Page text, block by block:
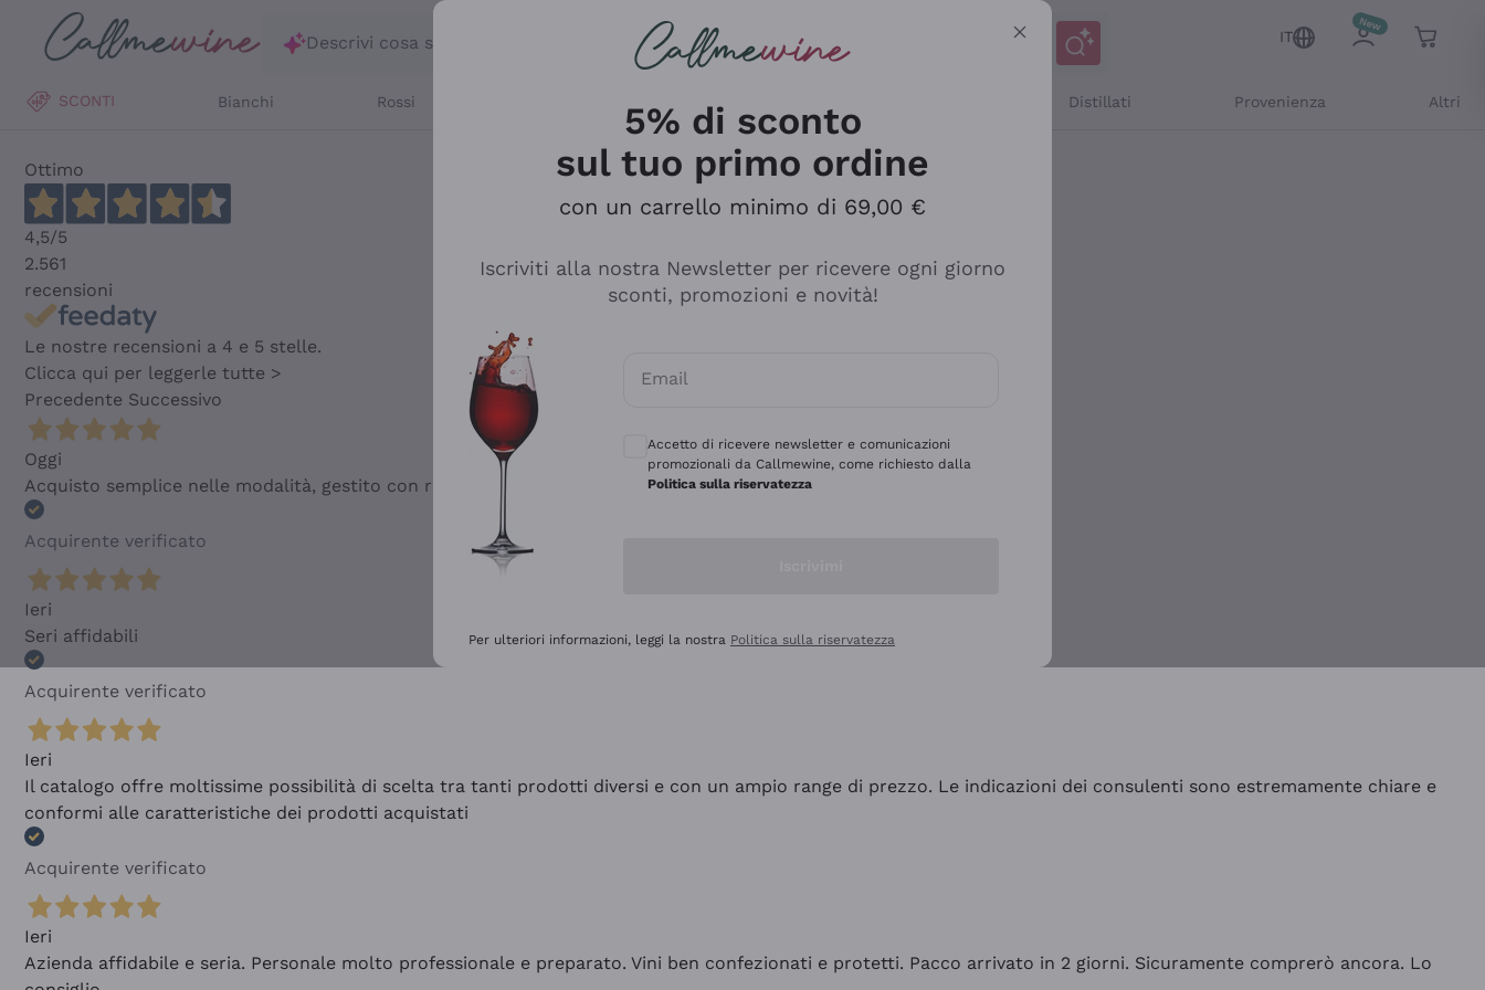
Salta al contenuto principale
Descrivi cosa stai cercando
IT
SCONTI Bianchi Rossi Distillati Provenienza Altri
Ottimo
4,5/5
2.561
recensioni
Le nostre recensioni a 4 e 5 stelle.
Clicca qui per leggerle tutte >
Precedente Successivo
Oggi
Acquisto semplice nelle modalità, gestito con rapidità e professionalità
Acquirente verificato
Ieri
Seri affidabili
Acquirente verificato
Ieri
Il catalogo offre moltissime possibilità di scelta tra tanti prodotti diversi e con un ampio range di prezzo. Le indicazioni dei consulenti sono estremamente chiare e
conformi alle caratteristiche dei prodotti acquistati
Acquirente verificato
Ieri
Azienda affidabile e seria. Personale molto professionale e preparato. Vini ben confezionati e protetti. Pacco arrivato in 2 giorni. Sicuramente comprerò ancora. Lo
5% di sconto
sul tuo primo ordine
con un carrello minimo di 69,00 €
Iscriviti alla nostra Newsletter per ricevere ogni giorno
sconti, promozioni e novità!
Email
Accetto di ricevere newsletter e comunicazioni
promozionali da Callmewine, come richiesto dalla
Politica sulla riservatezza
Per ulteriori informazioni, leggi la nostra Politica sulla riservatezza